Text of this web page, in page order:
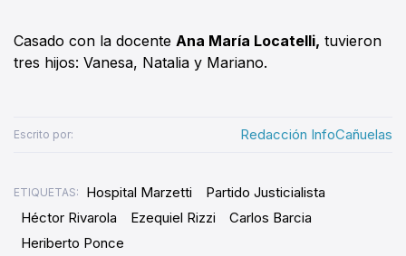
Casado con la docente Ana María Locatelli, tuvieron
tres hijos: Vanesa, Natalia y Mariano.
Escrito por: Redacción InfoCañuelas
ETIQUETAS: Hospital Marzetti
Partido Justicialista
Héctor Rivarola
Ezequiel Rizzi
Carlos Barcia
Heriberto Ponce